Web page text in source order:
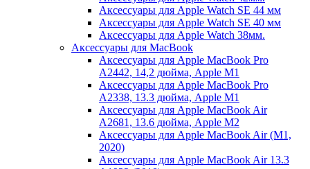
Аксессуары для Apple Watch SE 44 мм
Аксессуары для Apple Watch SE 40 мм
Аксессуары для Apple Watch 38мм.
Аксессуары для MacBook
Аксессуары для Apple MacBook Pro
A2442, 14,2 дюйма, Apple M1
Аксессуары для Apple MacBook Pro
A2338, 13.3 дюйма, Apple M1
Аксессуары для Apple MacBook Air
A2681, 13.6 дюйма, Apple M2
Аксессуары для Apple MacBook Air (M1,
2020)
Аксессуары для Apple MacBook Air 13.3